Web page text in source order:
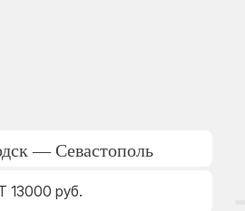
— Севастополь
13000 руб.